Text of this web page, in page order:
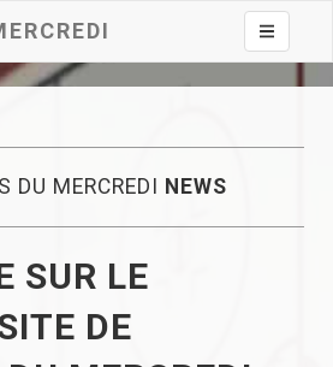
Toggle
DU MERCREDI NEWS
SUR LE
DE